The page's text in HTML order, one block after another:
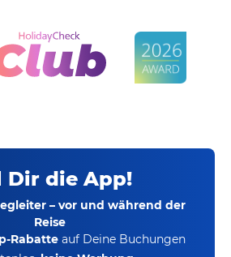
Dir die App!
– vor und während der
Reise
Rabatte auf Deine Buchungen